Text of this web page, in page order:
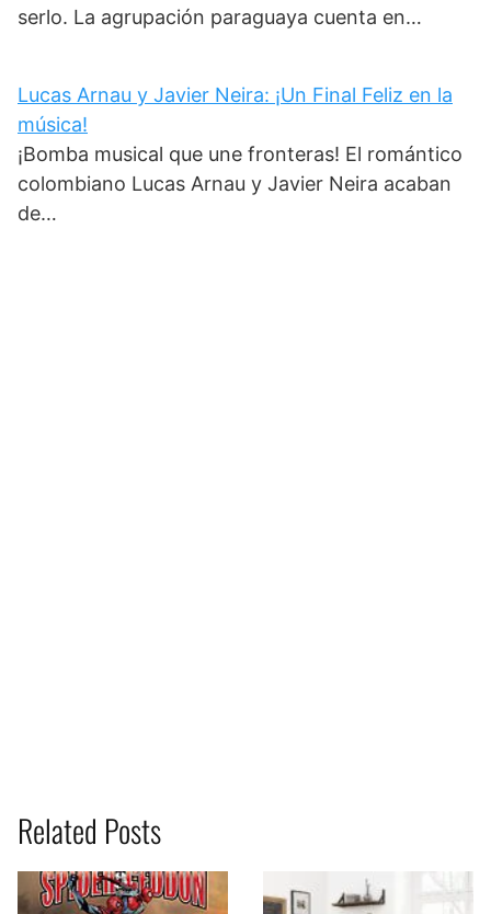
serlo. La agrupación paraguaya cuenta en…
Lucas Arnau y Javier Neira: ¡Un Final Feliz en la
música!
¡Bomba musical que une fronteras! El romántico
colombiano Lucas Arnau y Javier Neira acaban
de…
Related Posts